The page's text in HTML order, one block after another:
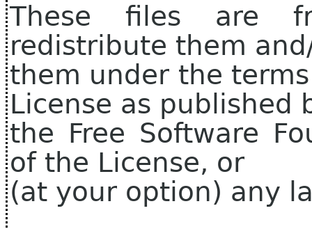
These files are
redistribute them
them under the
License as published
the Free Software
of the License, or
(at your option) any